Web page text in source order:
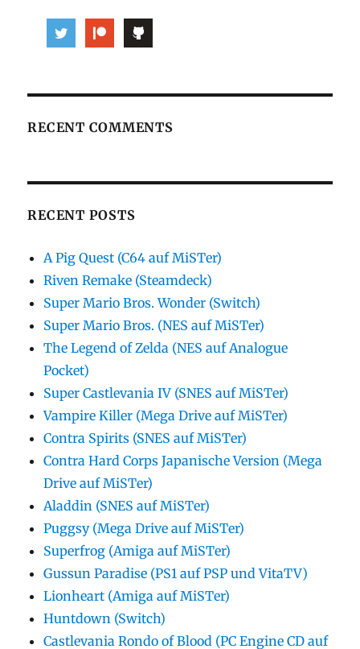
RECENT COMMENTS
RECENT POSTS
A Pig Quest (C64 auf MiSTer)
Riven Remake (Steamdeck)
Super Mario Bros. Wonder (Switch)
Super Mario Bros. (NES auf MiSTer)
The Legend of Zelda (NES auf Analogue
Pocket)
Super Castlevania IV (SNES auf MiSTer)
Vampire Killer (Mega Drive auf MiSTer)
Contra Spirits (SNES auf MiSTer)
Contra Hard Corps Japanische Version (Mega
Drive auf MiSTer)
Aladdin (SNES auf MiSTer)
Puggsy (Mega Drive auf MiSTer)
Superfrog (Amiga auf MiSTer)
Gussun Paradise (PS1 auf PSP und VitaTV)
Lionheart (Amiga auf MiSTer)
Huntdown (Switch)
Castlevania Rondo of Blood (PC Engine CD auf